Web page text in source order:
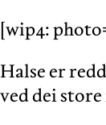
[wip4:
Halse er
ved dei